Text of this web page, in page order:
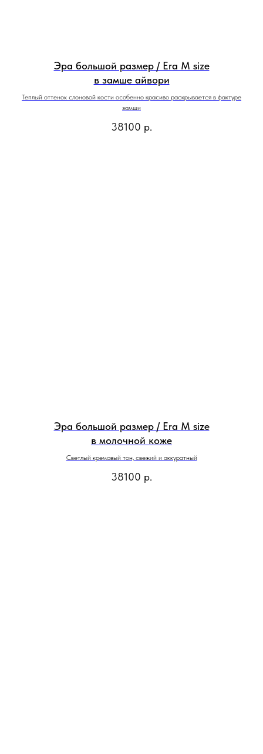
Эра большой размер / Era M size
в замше айвори
Теплый оттенок слоновой кости особенно красиво раскрывается в фактуре
замши
38100 р.
Эра большой размер / Era M size
в молочной коже
Светлый кремовый тон, свежий и аккуратный
38100 р.